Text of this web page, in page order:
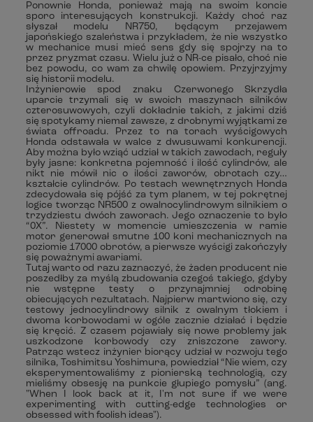
Ponownie Honda, ponieważ mają na swoim koncie
sporo interesujących konstrukcji. Każdy choć raz
słyszał modelu NR750, będącym przejawem
japońskiego szaleństwa i przykładem, że nie wszystko
w mechanice musi mieć sens gdy się spojrzy na to
przez pryzmat czasu. Wielu już o NR-ce pisało, choć nie
bez powodu, co wam za chwilę opowiem. Przyjrzyjmy
się historii modelu.
Inżynierowie spod znaku Czerwonego Skrzydła
uparcie trzymali się w swoich maszynach silników
czterosuwowych, czyli dokładnie takich, z jakimi dziś
się spotykamy niemal zawsze, z drobnymi wyjątkami ze
świata offroadu. Przez to na torach wyścigowych
Honda odstawała w walce z dwusuwami konkurencji.
Aby można było wziąć udział w takich zawodach, reguły
były jasne: konkretna pojemność i ilość cylindrów, ale
nikt nie mówił nic o ilości zaworów, obrotach czy…
kształcie cylindrów. Po testach wewnętrznych Honda
zdecydowała się pójść za tym planem, w tej pokrętnej
logice tworząc NR500 z owalnocylindrowym silnikiem o
trzydziestu dwóch zaworach. Jego oznaczenie to było
“0X”. Niestety w momencie umieszczenia w ramie
motor generował smutne 100 koni mechanicznych na
poziomie 17000 obrotów, a pierwsze wyścigi zakończyły
się poważnymi awariami.
Tutaj warto od razu zaznaczyć, że żaden producent nie
poszedłby za myślą zbudowania czegoś takiego, gdyby
nie wstępne testy o przynajmniej odrobinę
obiecujących rezultatach. Najpierw martwiono się, czy
testowy jednocylindrowy silnik z owalnym tłokiem i
dwoma korbowodami w ogóle zacznie działać i będzie
się kręcić. Z czasem pojawiały się nowe problemy jak
uszkodzone korbowody czy zniszczone zawory.
Patrząc wstecz inżynier biorący udział w rozwoju tego
silnika, Toshimitsu Yoshimura, powiedział “Nie wiem, czy
eksperymentowaliśmy z pionierską technologią, czy
mieliśmy obsesję na punkcie głupiego pomysłu” (ang.
"When I look back at it, I'm not sure if we were
experimenting with cutting-edge technologies or
obsessed with foolish ideas").